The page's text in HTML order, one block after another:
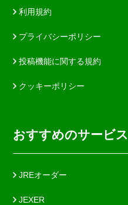
利用規約
プライバシーポリシー
投稿機能に関する規約
クッキーポリシー
おすすめのサービス
JREオーダー
JEXER